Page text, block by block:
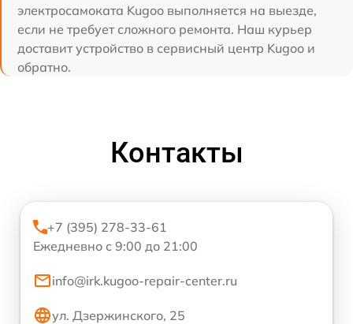
электросамоката Kugoo выполняется на выезде,
если не требует сложного ремонта. Наш курьер
доставит устройство в сервисный центр Kugoo и
обратно.
Контакты
+7 (395) 278-33-61
Ежедневно с 9:00 до 21:00
info@irk.kugoo-repair-center.ru
ул. Дзержинского, 25